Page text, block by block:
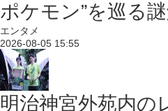
ポケモン”を巡る謎
エンタメ
2026-08-05 15:55
明治神宮外苑内の